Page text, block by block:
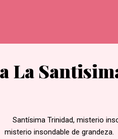
La
Santísima Trinidad, misterio
misterio insondable de